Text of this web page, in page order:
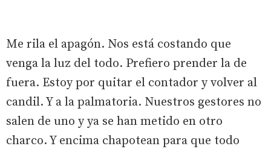
Me rila el apagón. Nos está costando que
venga la luz del todo. Prefiero prender la de
fuera. Estoy por quitar el contador y volver al
candil. Y a la palmatoria. Nuestros gestores no
salen de uno y ya se han metido en otro
charco. Y encima chapotean para que todo